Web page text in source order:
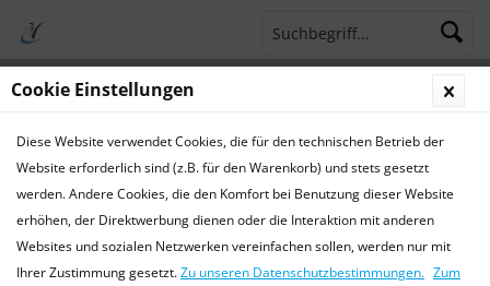
Terminsprechstunde Service Hotline 04421 773770
Chirurgie
Chirurgie für Kleintiere, Heimtiere und Exoten
Cookie Einstellungen
Diese Website verwendet Cookies, die für den technischen Betrieb der
Website erforderlich sind (z.B. für den Warenkorb) und stets gesetzt
werden. Andere Cookies, die den Komfort bei Benutzung dieser Website
erhöhen, der Direktwerbung dienen oder die Interaktion mit anderen
Websites und sozialen Netzwerken vereinfachen sollen, werden nur mit
Ihrer Zustimmung gesetzt.Zu unseren Datenschutzbestimmungen. Zum